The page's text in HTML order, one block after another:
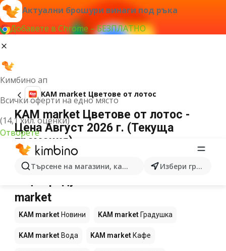
Актуални брошури винаги под ръка
Добавете в Chrome – БЕЗПЛАТНО
Кимбино ап
Всички оферти на едно място
(14,1 хил. оценки)
Отворете
Търсене на магазини, категории, продукти...Избери град
KAM market Цветове от лотос
KAM market Цветове от лотос -
Цена Август 2026 г. (Текуща
промоция)
Не можахме да намерим резултати за този
термин.
market
KAM market Новини KAM market Градушка
KAM market Вода KAM market Кафе